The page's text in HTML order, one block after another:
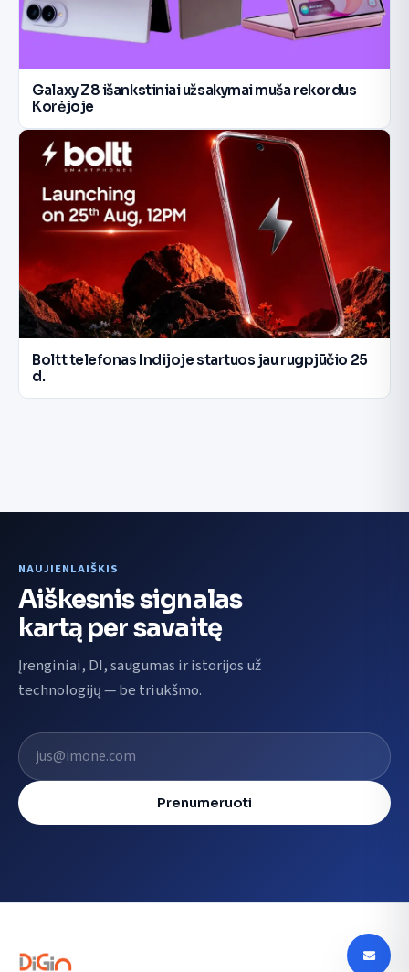
Galaxy Z8 išankstiniai užsakymai muša rekordus
Korėjoje
Boltt telefonas Indijoje startuos jau rugpjūčio 25
d.
NAUJIENLAIŠKIS
Aiškesnis signalas
kartą per savaitę
Įrenginiai, DI, saugumas ir istorijos už
technologijų — be triukšmo.
El. pašto adresas
Prenumeruoti